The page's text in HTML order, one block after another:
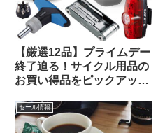
【厳選12品】プライムデー
終了迫る！サイクル用品の
お買い得品をピックアップ
セール情報